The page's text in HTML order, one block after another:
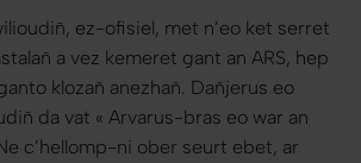
ez-ofisiel, met n’eo ket serret
a vez kemeret gant an ARS, hep
klozañ anezhañ. Dañjerus eo
da vat « Arvarus-bras eo war an
c’hellomp-ni ober seurt ebet, ar